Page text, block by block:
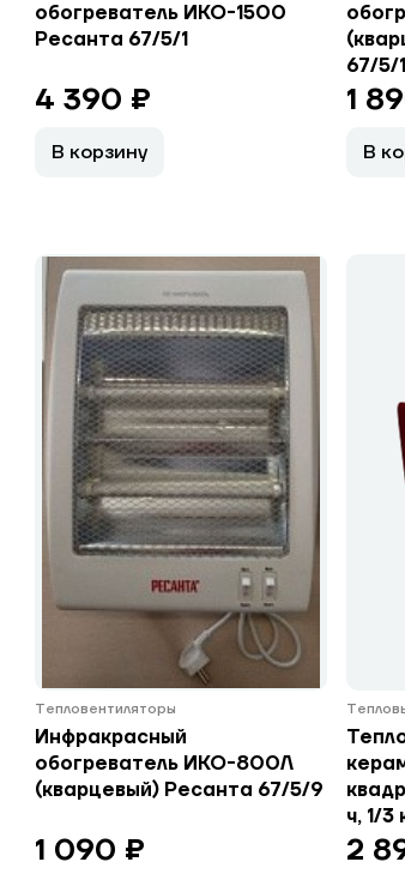
обогреватель ИКО-1500
Ресанта 67/5/1
4 390 ₽
В корзину
67/5/
1
В
Тепловентиляторы
Инфракрасный
обогреватель ИКО-800Л
(кварцевый) Ресанта 67/5/9
1 090 ₽
ч, 1/3
2